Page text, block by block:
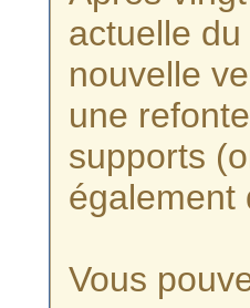
actuelle
nouvelle
une
supports
également
Vous